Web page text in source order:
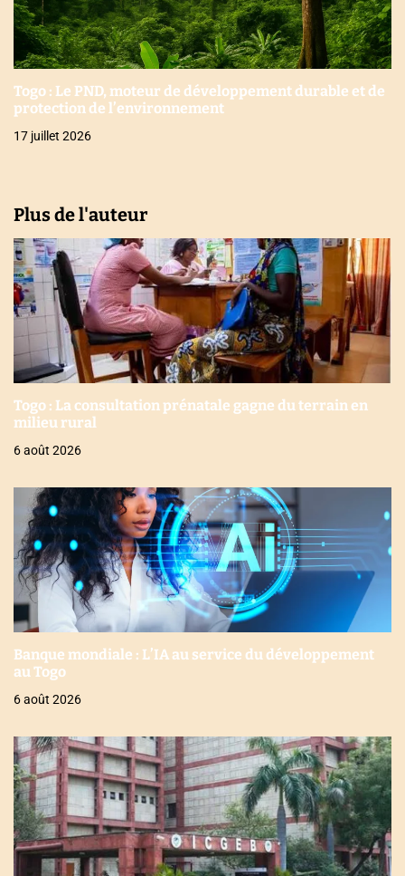
Togo : Le PND, moteur de développement durable et de
protection de l’environnement
17 juillet 2026
Plus de l'auteur
Togo : La consultation prénatale gagne du terrain en
milieu rural
6 août 2026
Banque mondiale : L’IA au service du développement
au Togo
6 août 2026